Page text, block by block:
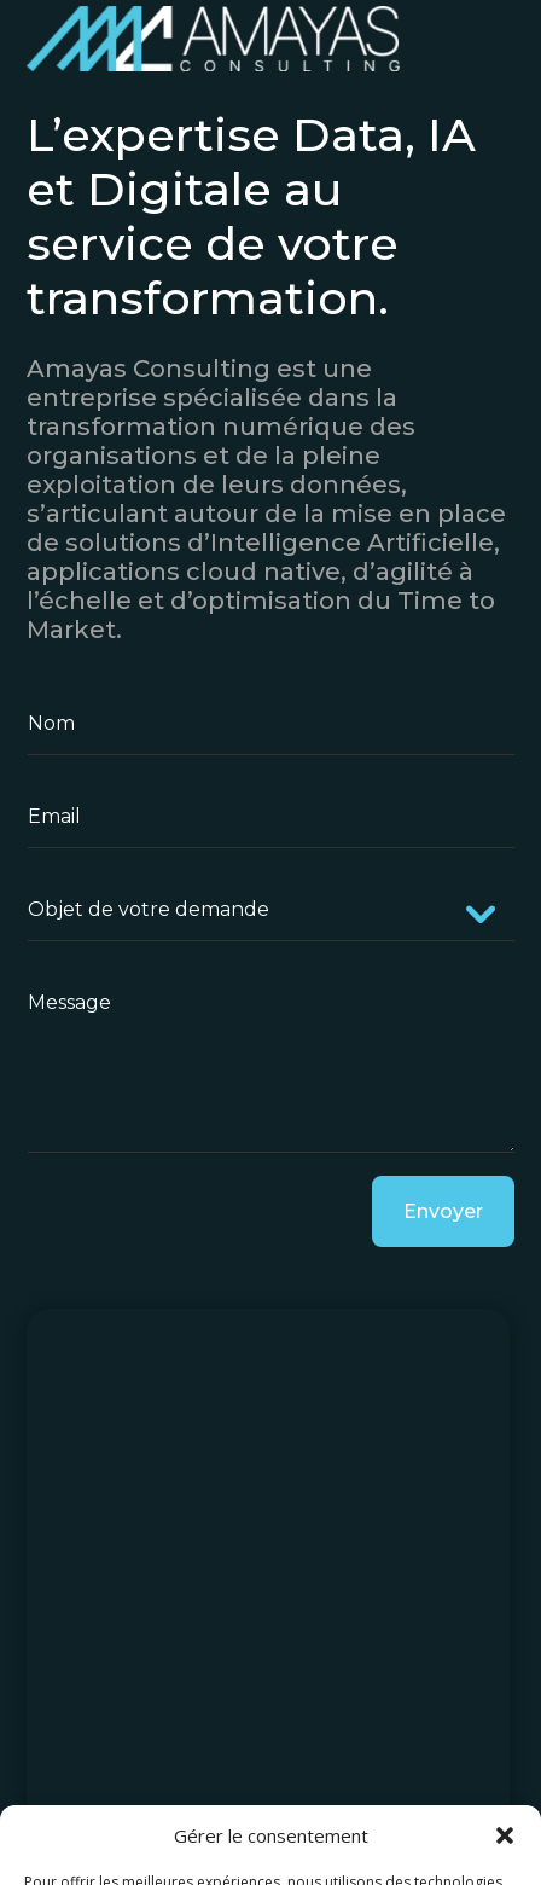
Gérer le consentement
L’expertise Data, IA
et Digitale au
service de votre
transformation.
Amayas Consulting est une
entreprise spécialisée dans la
transformation numérique des
organisations et de la pleine
exploitation de leurs données,
s’articulant autour de la mise en place
de solutions d’Intelligence Artificielle,
applications cloud native, d’agilité à
l’échelle et d’optimisation du Time to
Market.
Envoyer